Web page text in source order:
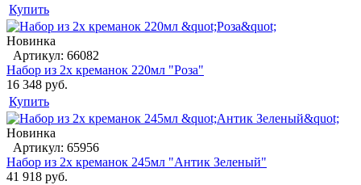
Купить
Новинка
Артикул: 66082
Набор из 2х креманок 220мл "Роза"
16 348 руб.
Купить
Новинка
Артикул: 65956
Набор из 2х креманок 245мл "Антик Зеленый"
41 918 руб.